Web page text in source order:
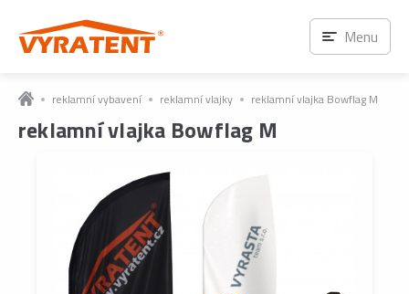
reklamní vybavení reklamní vlajky reklamní vlajka Bowflag M
reklamní vlajka Bowflag M
Menu